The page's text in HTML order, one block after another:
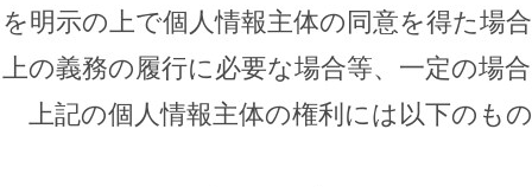
を明示の上で個人情報主体の同意を得た場
上の義務の履行に必要な場合等、一定の場
上記の個人情報主体の権利には以下のも